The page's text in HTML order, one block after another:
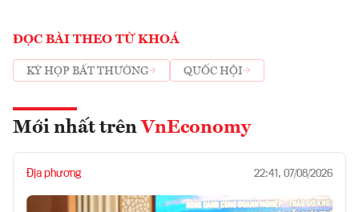
ĐỌC BÀI THEO TỪ KHOÁ
KỲ HỌP BẤT THƯỜNG QUỐC HỘI
Mới nhất trên VnEconomy
Địa phương 22:41, 07/08/2026